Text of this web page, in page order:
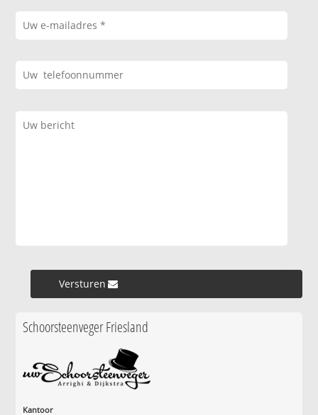
Versturen »
Schoorsteenveger Friesland
Kantoor